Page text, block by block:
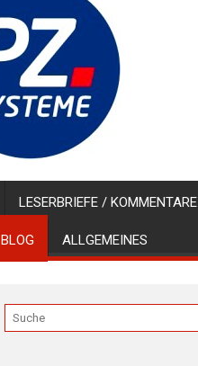
LESERBRIEFE / KOMMENTARE
BLOG ALLGEMEINES